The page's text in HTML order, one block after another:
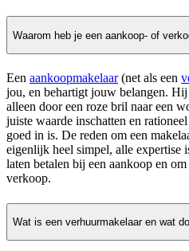
Waarom heb je een aankoop- of
Een aankoopmakelaar(net als een
jou, en behartigt jouw belangen.
alleen door een roze bril naar een
juiste waarde inschatten en
goed in is. De reden om een
eigenlijk heel simpel, alle expertise
laten betalen bij een aankoop en
verkoop.
Wat is een verhuurmakelaar en wat